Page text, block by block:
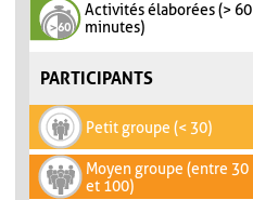
Activités élaborées (> 60
minutes)
PARTICIPANTS
Petit groupe (< 30)
Moyen groupe (entre 30
et 100)